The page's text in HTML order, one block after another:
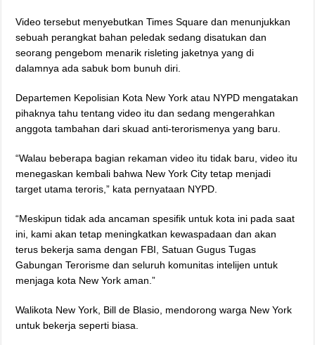
Video tersebut menyebutkan Times Square dan menunjukkan
sebuah perangkat bahan peledak sedang disatukan dan
seorang pengebom menarik risleting jaketnya yang di
dalamnya ada sabuk bom bunuh diri.
Departemen Kepolisian Kota New York atau NYPD mengatakan
pihaknya tahu tentang video itu dan sedang mengerahkan
anggota tambahan dari skuad anti-terorismenya yang baru.
“Walau beberapa bagian rekaman video itu tidak baru, video itu
menegaskan kembali bahwa New York City tetap menjadi
target utama teroris,” kata pernyataan NYPD.
“Meskipun tidak ada ancaman spesifik untuk kota ini pada saat
ini, kami akan tetap meningkatkan kewaspadaan dan akan
terus bekerja sama dengan FBI, Satuan Gugus Tugas
Gabungan Terorisme dan seluruh komunitas intelijen untuk
menjaga kota New York aman.”
Walikota New York, Bill de Blasio, mendorong warga New York
untuk bekerja seperti biasa.